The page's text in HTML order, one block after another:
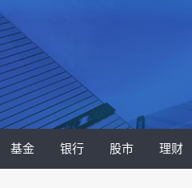
基金 银行 股市 理财